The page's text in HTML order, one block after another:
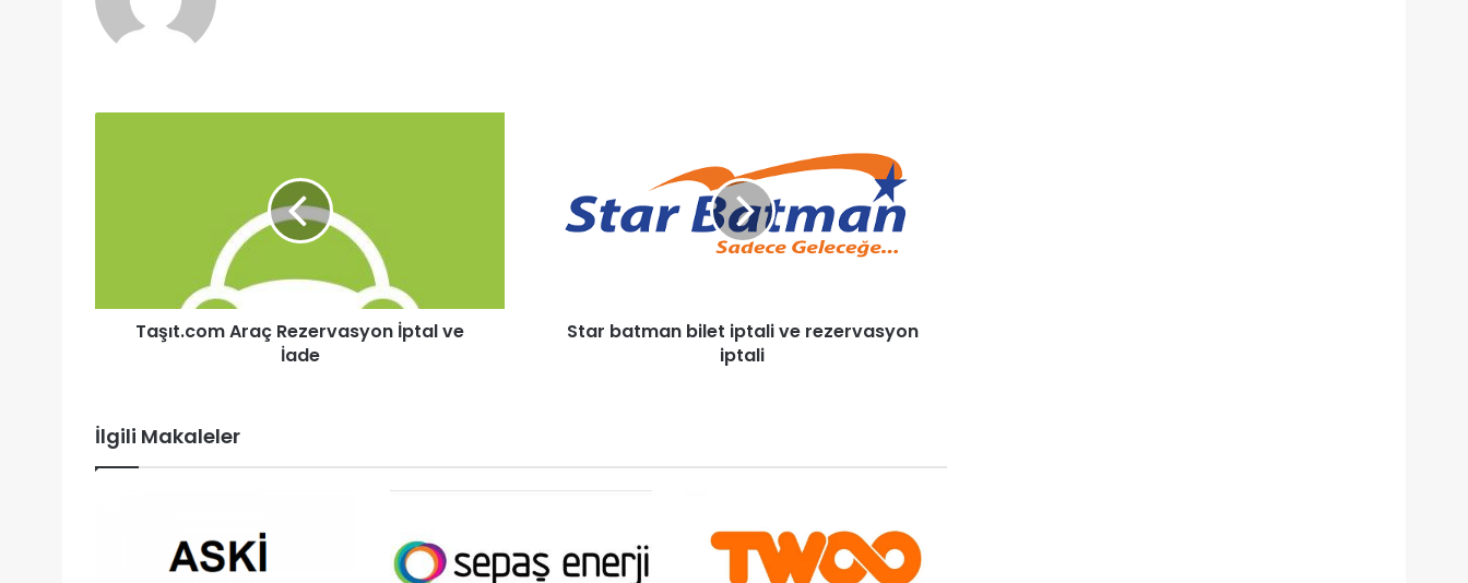
Taşıt.com Araç Rezervasyon İptal ve
İade
Star batman bilet iptali ve rezervasyon
iptali
İlgili Makaleler